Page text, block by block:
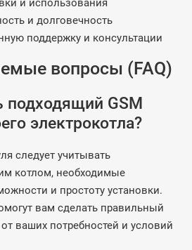
и использования
и долговечность
поддержку и консультации
вопросы (FAQ)
подходящий GSM
электрокотла?
следует учитывать
котлом, необходимые
и простоту установки.
вам сделать правильный
ваших потребностей и условий